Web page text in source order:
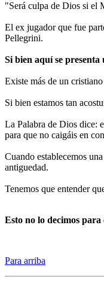
"Será culpa de Dios si el
El ex jugador que fue
Pellegrini.
Si bien aquí se presenta
Existe más de un
Si bien estamos tan
La Palabra de Dios dice:
para que no caigáis en
Cuando establecemos
antiguedad.
Tenemos que entender
Esto no lo decimos
Para arriba